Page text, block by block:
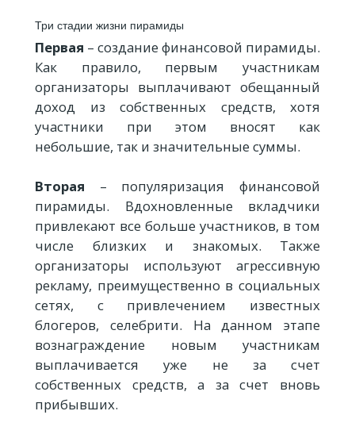
Три стадии жизни пирамиды
Первая – создание финансовой пирамиды.
Как правило, первым участникам
организаторы выплачивают обещанный
доход из собственных средств, хотя
участники при этом вносят как
небольшие, так и значительные суммы.
Вторая – популяризация финансовой
пирамиды. Вдохновленные вкладчики
привлекают все больше участников, в том
числе близких и знакомых. Также
организаторы используют агрессивную
рекламу, преимущественно в социальных
сетях, с привлечением известных
блогеров, селебрити. На данном этапе
вознаграждение новым участникам
выплачивается уже не за счет
собственных средств, а за счет вновь
прибывших.